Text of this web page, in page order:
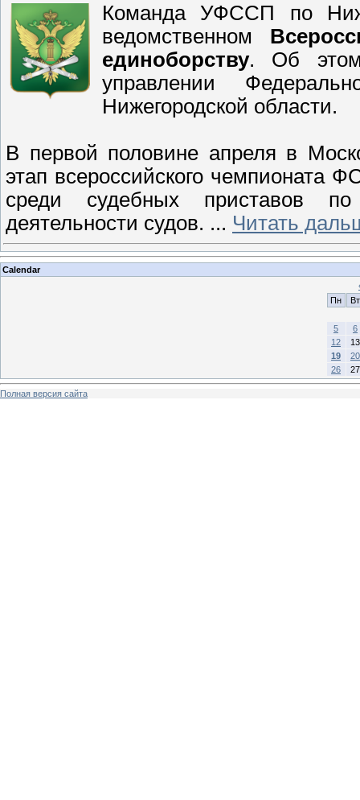
Команда УФССП по
ведомственном
единоборству. Об
управлении
Нижегородской области.
В первой половине апреля в
этап всероссийского чемпионата
среди судебных приставов по
деятельности судов. ... Читать
Calendar
Пн
Вт
5
6
12
13
19
20
26
27
Полная версия сайта